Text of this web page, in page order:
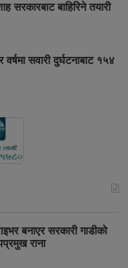
सरकारबाट बाहिरिने तयारी
सवारी दुर्घटनाबाट १५४
बनाएर सरकारी गाडीको
राना